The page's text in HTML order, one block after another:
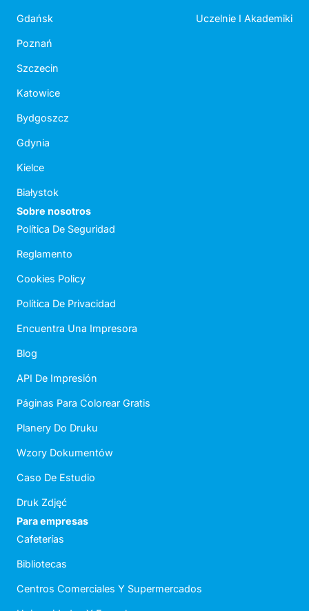
Gdańsk
Poznań
Szczecin
Katowice
Bydgoszcz
Gdynia
Kielce
Białystok
Uczelnie I Akademiki
Sobre nosotros
Política De Seguridad
Reglamento
Cookies Policy
Política De Privacidad
Encuentra Una Impresora
Blog
API De Impresión
Páginas Para Colorear Gratis
Planery Do Druku
Wzory Dokumentów
Caso De Estudio
Druk Zdjęć
Para empresas
Cafeterías
Bibliotecas
Centros Comerciales Y Supermercados